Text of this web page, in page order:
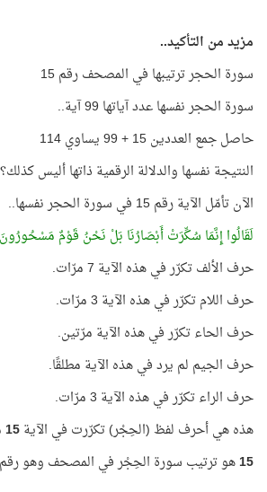
مزيد من التأكيد..
سورة الحجر ترتيبها في المصحف رقم 15
سورة الحجر نفسها عدد آياتها 99 آية..
حاصل جمع العددين 15 + 99 يساوي 114
النتيجة نفسها والدلالة الرقمية ذاتها أليس
الآن تأمّل الآية رقم 15 في سورة الحجر نفسها..
لَقَالُوا إِنَّمَا سُكِّرَتْ أَبْصَارُنَا بَلْ نَحْنُ قَوْمٌ مَسْحُورُونَ
حرف الألف تكرّر في هذه الآية 7 مرّات.
حرف اللام تكرّر في هذه الآية 3 مرّات.
حرف الحاء تكرّر في هذه الآية مرّتين.
حرف الجيم لم يرد في هذه الآية مطلقًا.
حرف الراء تكرّر في هذه الآية 3 مرّات.
هذه هي أحرف لفظ (الحِجْر) تكرّرت في الآية15
15هو ترتيب سورة الحِجْر في المصحف وهو رقم